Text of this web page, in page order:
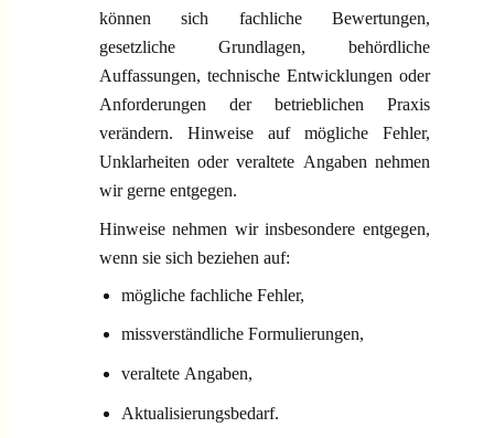
können sich fachliche Bewertungen,
gesetzliche Grundlagen, behördliche
Auffassungen, technische Entwicklungen oder
Anforderungen der betrieblichen Praxis
verändern. Hinweise auf mögliche Fehler,
Unklarheiten oder veraltete Angaben nehmen
wir gerne entgegen.
Hinweise nehmen wir insbesondere entgegen,
wenn sie sich beziehen auf:
mögliche fachliche Fehler,
missverständliche Formulierungen,
veraltete Angaben,
Aktualisierungsbedarf.